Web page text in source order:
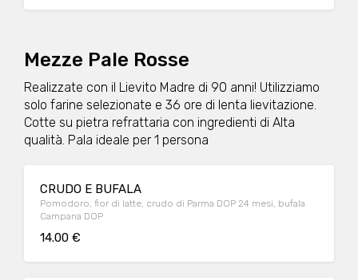
Mezze Pale Rosse
Realizzate con il Lievito Madre di 90 anni! Utilizziamo
solo farine selezionate e 36 ore di lenta lievitazione.
Cotte su pietra refrattaria con ingredienti di Alta
qualità. Pala ideale per 1 persona
CRUDO E BUFALA
Pomodoro, fior di latte, crudo di Parma DOP 24 mesi, bufala
Campana DOP
14.00 €